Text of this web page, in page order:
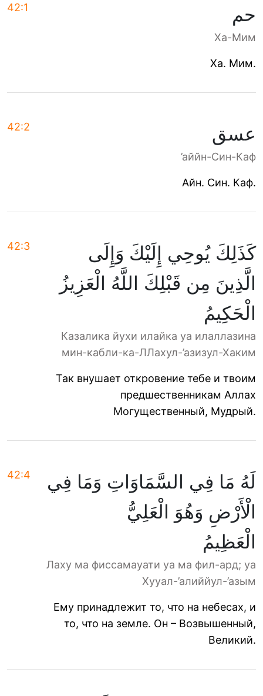
42:1 حم
Ха-Мим
Ха. Мим.
42:2 عسق
’аййн-Син-Каф
Айн. Син. Каф.
42:3
كَذَلِكَ يُوحِي إِلَيْكَ وَإِلَى
الَّذِينَ مِن قَبْلِكَ اللَّهُ الْعَزِيزُ
الْحَكِيمُ
Казалика йухи илайка уа илаллазина
мин-кабли-ка-ЛЛахул-’азизул-Хаким
Так внушает откровение тебе и твоим
предшественникам Аллах
Могущественный, Мудрый.
42:4
لَهُ مَا فِي السَّمَاوَاتِ وَمَا فِي
الْأَرْضِ وَهُوَ الْعَلِيُّ
الْعَظِيمُ
Лаху ма фиссамауати уа ма фил-ард; уа
Хууал-’алиййул-’азым
Ему принадлежит то, что на небесах, и
то, что на земле. Он – Возвышенный,
Великий.